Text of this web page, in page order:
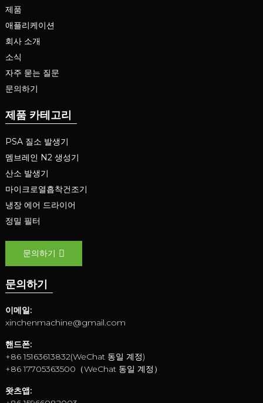
제품
애플리케이션
회사 소개
소식
자주 묻는 질문
문의하기
제품 카테고리
PSA 질소 발생기
멤브레인 N2 생성기
산소 발생기
마이크로열흡착건조기
냉장 에어 드라이어
정밀 필터
문의하기
문의하기
이메일:
xinchenmachine@gmail.com
핸드폰:
+86 15163613832(WeChat 동일 계정)
+86 17705363500（WeChat 동일 계정）
왓츠앱: